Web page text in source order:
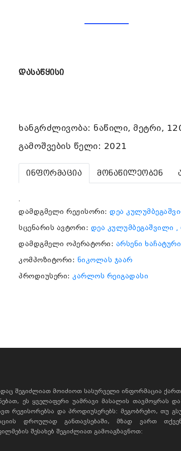
დასაწყისი
ხანგრძლივობა: ნაწილი, მეტრი,
გამოშვების წელი: 2021
ინფორმაცია მონაწილეობენ
.
დამდგმელი რეჟისორი: დეა
სცენარის ავტორი: დეა კულუმბეგაშვილი
დამდგმელი ოპერატორი: არსენი
კომპოზიტორი: ნიკოლას ჯაარ
პროდიუსერი: კარლოს რეიგადასი
შეგიძლიათ მოიძიოთ სასურველი ინფორმაცია
ეს ყველაფერი უამრავი მასალის თავმოყრას
რეჟისორებსა და პროდიუსერებს: მეგობრებო, თუ
დროულად განთავსებაში, მზად ვართ
შესახებ შეგიძლიათ გამოაგზავნოთ: